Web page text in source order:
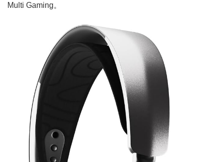
Multi Gaming。